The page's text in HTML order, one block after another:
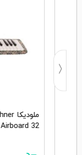
Airboard 32